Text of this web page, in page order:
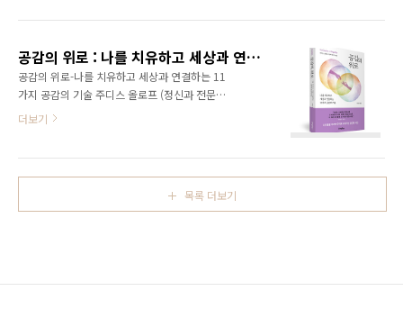
찰해온 조류학자가 들려주는 새를 관찰하고 기
320g / 정가 : 16,800원 ISBN : 979-11-
93081-24-2 (03510) “왜 독을 먹으면서 아프
지 않기를 바라는가!”일본의 식탁을 송두리째 바
꾼 충격의 베스트셀러 【 책 소개 】 우리가 건
탁을 송두리째 바꾼 충격의 베스트셀러! 현대인
공감의 위로 : 나를 치유하고 세상과 연결하는 11가지 공감의 기술
공감의 위로-나를 치유하고 세상과 연결하는 11
가지 공감의 기술 주디스 올로프 (정신과 전문
의) 지음 ｜ 이문영 옮김 분야:인문 > 심리 펴낸
(03180) “공감은 사회성의 근간이며 용기와 내
더보기
목록 더보기